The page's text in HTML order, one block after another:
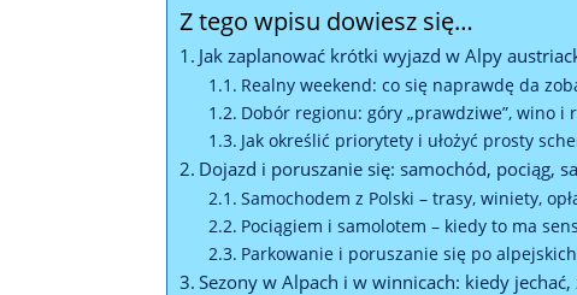
Z tego wpisu dowiesz się…
Jak zaplanować krótki wyjazd w Alpy
Realny weekend: co się naprawdę da
Dobór regionu: góry „prawdziwe”, wino i
Jak określić priorytety i ułożyć prosty
Dojazd i poruszanie się: samochód, pociąg,
Samochodem z Polski – trasy, winiety,
Pociągiem i samolotem – kiedy to ma
Parkowanie i poruszanie się po
Sezony w Alpach i w winnicach: kiedy jechać,